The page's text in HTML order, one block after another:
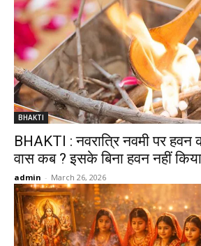
BHAKTI
BHAKTI : नवरात्रि नवमी पर हवन
वास कब ? इसके बिना हवन नहीं
admin - March 26, 2026